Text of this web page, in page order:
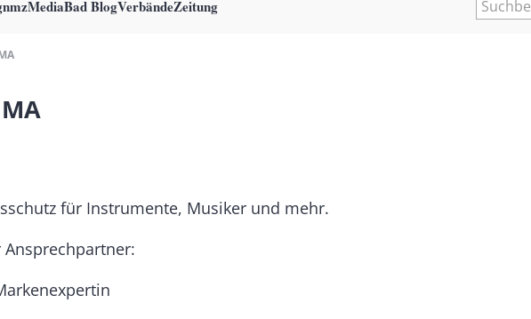
nmzMediaBad BlogVerbändeZeitung
für Instrumente, Musiker und mehr.